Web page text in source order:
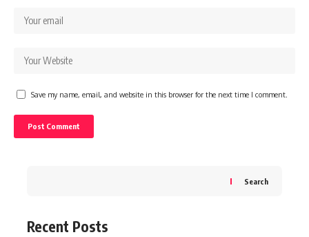
Save my name, email, and website in this browser for the next time I comment.
Search
Recent Posts